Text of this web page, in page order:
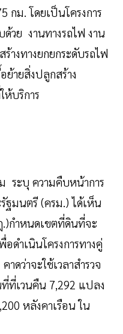
กม. โดยเป็นโครงการ
วย งานทางรถไฟ งาน
างทางยกยกระดับรถไฟ
ย้ายสิ่งปลูกสร้าง
บริการ
ระบุ ความคืบหน้าการ
มนตรี (ครม.) ได้เห็น
.)กำหนดเขตที่ดินที่จะ
ดำเนินโครงการทางคู่
าดว่าจะใช้เวลาสำรวจ
ที่เวนคืน 7,292 แปลง
หลังคาเรือน ใน